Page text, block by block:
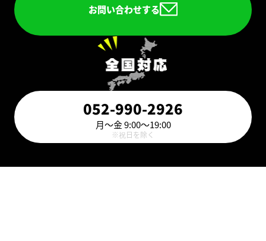
お問い合わせする
052-990-2926